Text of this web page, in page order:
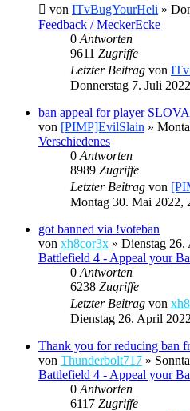
von ITvBugYourHeli »
Feedback / MeckerEcke
0 Antworten
9611 Zugriffe
Letzter Beitrag von
Donnerstag 7. Juli
ban appeal for player
von [PIMP]EvilSlain »
Verschiedenes
0 Antworten
8989 Zugriffe
Letzter Beitrag von
Montag 30. Mai 2022,
got banned via !voteban
von xh8cor3x » Dienstag
Battlefield 4 - Appeal your
0 Antworten
6238 Zugriffe
Letzter Beitrag von
Dienstag 26. April
Thank you for reducing ban
von Thunderbolt717 »
Battlefield 4 - Appeal your
0 Antworten
6117 Zugriffe